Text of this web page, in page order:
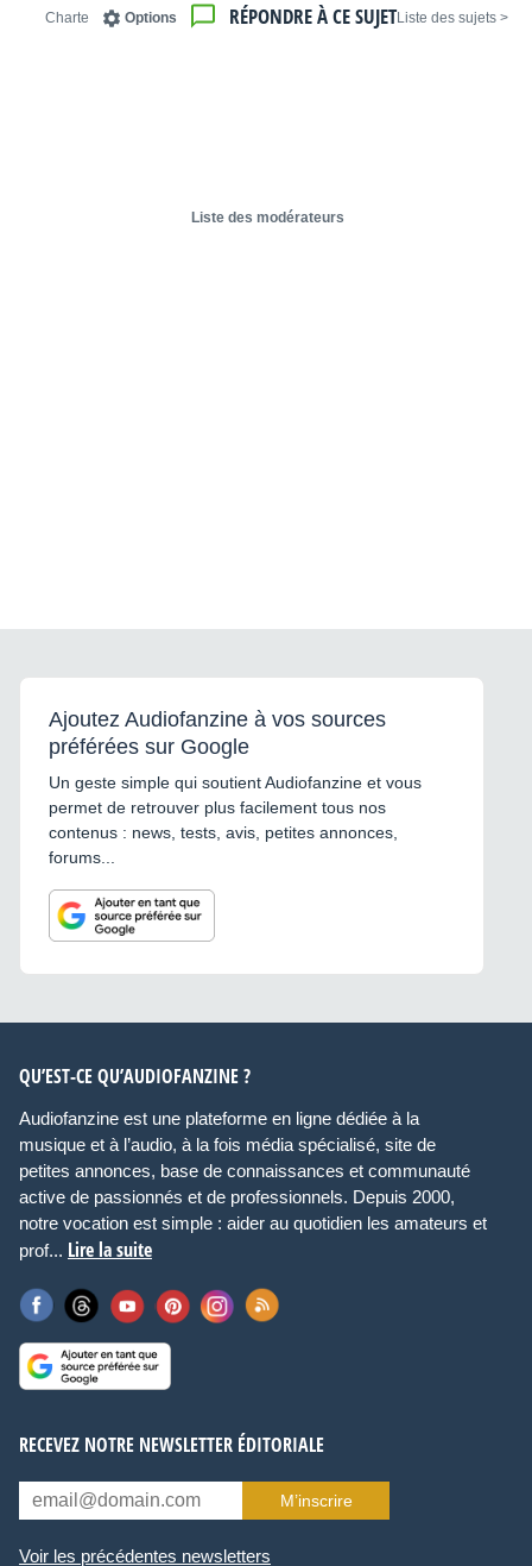
< Liste des sujets
RÉPONDRE À CE SUJET
Options
Charte
Liste des modérateurs
Ajoutez Audiofanzine à vos sources
préférées sur Google
Un geste simple qui soutient Audiofanzine et vous
permet de retrouver plus facilement tous nos
contenus : news, tests, avis, petites annonces,
forums...
QU’EST-CE QU’AUDIOFANZINE ?
Audiofanzine est une plateforme en ligne dédiée à la
musique et à l’audio, à la fois média spécialisé, site de
petites annonces, base de connaissances et communauté
active de passionnés et de professionnels. Depuis 2000,
notre vocation est simple : aider au quotidien les amateurs et
prof... Lire la suite
RECEVEZ NOTRE NEWSLETTER ÉDITORIALE
M’inscrire
Voir les précédentes newsletters